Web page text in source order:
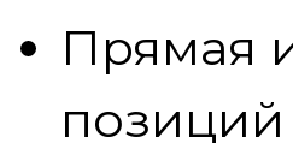
Прямая
позиций